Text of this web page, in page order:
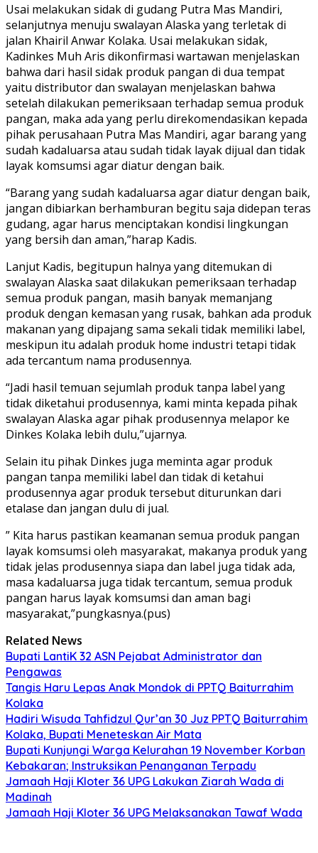
Usai melakukan sidak di gudang Putra Mas Mandiri,
selanjutnya menuju swalayan Alaska yang terletak di
jalan Khairil Anwar Kolaka. Usai melakukan sidak,
Kadinkes Muh Aris dikonfirmasi wartawan menjelaskan
bahwa dari hasil sidak produk pangan di dua tempat
yaitu distributor dan swalayan menjelaskan bahwa
setelah dilakukan pemeriksaan terhadap semua produk
pangan, maka ada yang perlu direkomendasikan kepada
pihak perusahaan Putra Mas Mandiri, agar barang yang
sudah kadaluarsa atau sudah tidak layak dijual dan tidak
layak komsumsi agar diatur dengan baik.
“Barang yang sudah kadaluarsa agar diatur dengan baik,
jangan dibiarkan berhamburan begitu saja didepan teras
gudang, agar harus menciptakan kondisi lingkungan
yang bersih dan aman,”harap Kadis.
Lanjut Kadis, begitupun halnya yang ditemukan di
swalayan Alaska saat dilakukan pemeriksaan terhadap
semua produk pangan, masih banyak memanjang
produk dengan kemasan yang rusak, bahkan ada produk
makanan yang dipajang sama sekali tidak memiliki label,
meskipun itu adalah produk home industri tetapi tidak
ada tercantum nama produsennya.
“Jadi hasil temuan sejumlah produk tanpa label yang
tidak diketahui produsennya, kami minta kepada pihak
swalayan Alaska agar pihak produsennya melapor ke
Dinkes Kolaka lebih dulu,”ujarnya.
Selain itu pihak Dinkes juga meminta agar produk
pangan tanpa memiliki label dan tidak di ketahui
produsennya agar produk tersebut diturunkan dari
etalase dan jangan dulu di jual.
” Kita harus pastikan keamanan semua produk pangan
layak komsumsi oleh masyarakat, makanya produk yang
tidak jelas produsennya siapa dan label juga tidak ada,
masa kadaluarsa juga tidak tercantum, semua produk
pangan harus layak komsumsi dan aman bagi
masyarakat,”pungkasnya.(pus)
Related News
Bupati LantiK 32 ASN Pejabat Administrator dan
Pengawas
Tangis Haru Lepas Anak Mondok di PPTQ Baiturrahim
Kolaka
Hadiri Wisuda Tahfidzul Qur’an 30 Juz PPTQ Baiturrahim
Kolaka, Bupati Meneteskan Air Mata
Bupati Kunjungi Warga Kelurahan 19 November Korban
Kebakaran; Instruksikan Penanganan Terpadu
Jamaah Haji Kloter 36 UPG Lakukan Ziarah Wada di
Madinah
Jamaah Haji Kloter 36 UPG Melaksanakan Tawaf Wada